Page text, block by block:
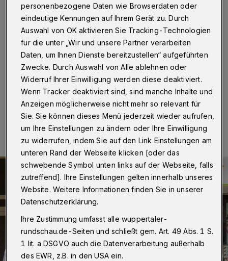
Wuppertal·... wäre vielleicht auch kein schlechter Titel
für dieses Motiv aus der Plakatserie gewesen, mit der
die Wuppertaler Oper seit Ende September im
Stadtgebiet ihre Verbundenheit mit der bergischen
Metropole dokumentiert.
07.10.2018 , 12:00 Uhr
personenbezogene Daten wie Browserdaten oder
eindeutige Kennungen auf Ihrem Gerät zu. Durch
Auswahl von OK aktivieren Sie Tracking-Technologien
für die unter „Wir und unsere Partner verarbeiten
Daten, um Ihnen Dienste bereitzustellen“ aufgeführten
Zwecke. Durch Auswahl von Alle ablehnen oder
Widerruf Ihrer Einwilligung werden diese deaktiviert.
Wenn Tracker deaktiviert sind, sind manche Inhalte und
Anzeigen möglicherweise nicht mehr so relevant für
Sie. Sie können dieses Menü jederzeit wieder aufrufen,
um Ihre Einstellungen zu ändern oder Ihre Einwilligung
zu widerrufen, indem Sie auf den Link Einstellungen am
unteren Rand der Webseite klicken [oder das
schwebende Symbol unten links auf der Webseite, falls
zutreffend]. Ihre Einstellungen gelten innerhalb unseres
Website. Weitere Informationen finden Sie in unserer
Datenschutzerklärung.
Ihre Zustimmung umfasst alle wuppertaler-
rundschau.de-Seiten und schließt gem. Art. 49 Abs. 1 S.
1 lit. a DSGVO auch die Datenverarbeitung außerhalb
des EWR, z.B. in den USA ein.